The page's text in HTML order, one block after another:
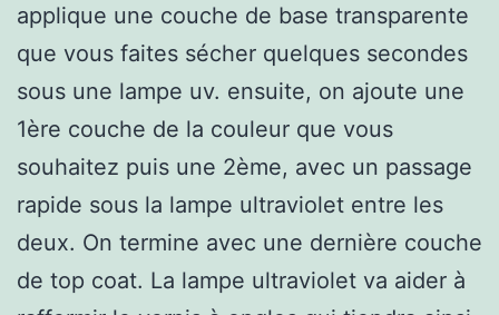
applique une couche de base transparente
que vous faites sécher quelques secondes
sous une lampe uv. ensuite, on ajoute une
1ère couche de la couleur que vous
souhaitez puis une 2ème, avec un passage
rapide sous la lampe ultraviolet entre les
deux. On termine avec une dernière couche
de top coat. La lampe ultraviolet va aider à